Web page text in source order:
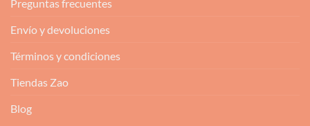
Preguntas frecuentes
Envío y devoluciones
Términos y condiciones
Tiendas Zao
Blog